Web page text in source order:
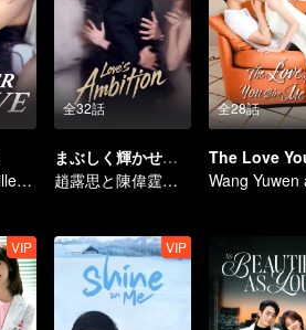
She is his Achilles' heel and his armor
全32話
まぶしく輝かせて〜恋の野心〜（英語吹替）
趙露思と陳偉霆の真実の愛の仮説
全28話
VIP VIP